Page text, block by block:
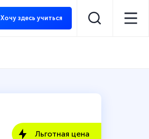
Хочу здесь учиться
Льготная цена